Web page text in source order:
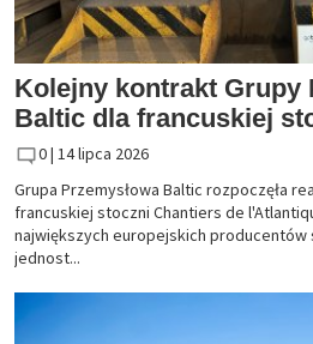
Kolejny kontrakt Grupy
Baltic dla francuskiej
0 | 14 lipca 2026
Grupa Przemysłowa Baltic rozpoczęła
francuskiej stoczni Chantiers de
największych europejskich
jednost...